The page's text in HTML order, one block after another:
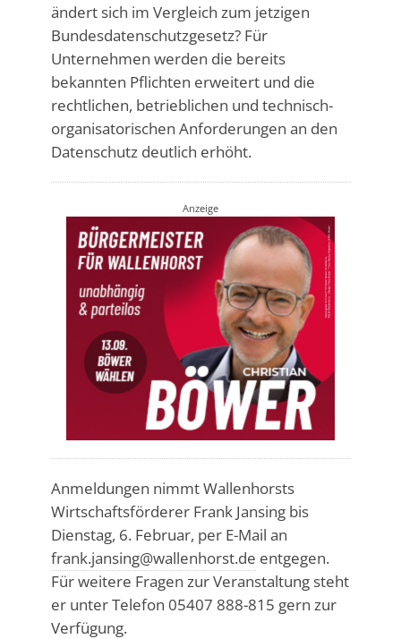
ändert sich im Vergleich zum jetzigen
Bundesdatenschutzgesetz? Für
Unternehmen werden die bereits
bekannten Pflichten erweitert und die
rechtlichen, betrieblichen und technisch-
organisatorischen Anforderungen an den
Datenschutz deutlich erhöht.
Anzeige
Anmeldungen nimmt Wallenhorsts
Wirtschaftsförderer Frank Jansing bis
Dienstag, 6. Februar, per E-Mail an
frank.jansing@wallenhorst.de entgegen.
Für weitere Fragen zur Veranstaltung steht
er unter Telefon 05407 888-815 gern zur
Verfügung.